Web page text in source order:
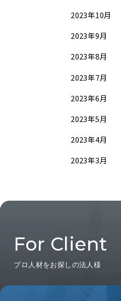
2023年10月
2023年9月
2023年8月
2023年7月
2023年6月
2023年5月
2023年4月
2023年3月
For Client
プロ人材をお探しの法人様